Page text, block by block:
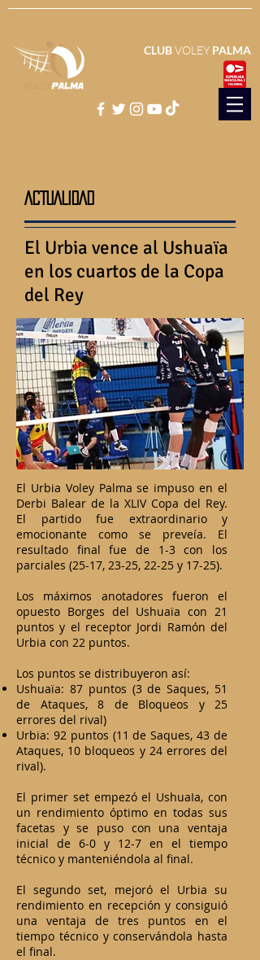
CLUBVOLEY PALMA
ACTUALIDAD
El Urbia vence al Ushuaïa
en los cuartos de la Copa
del Rey
El Urbia Voley Palma se impuso en el
Derbi Balear de la XLIV Copa del Rey.
El partido fue extraordinario y
emocionante como se preveía. El
resultado final fue de 1-3 con los
parciales (25-17, 23-25, 22-25 y 17-25).
Los máximos anotadores fueron el
opuesto Borges del Ushuaïa con 21
puntos y el receptor Jordi Ramón del
Urbia con 22 puntos.
Los puntos se distribuyeron así:
Ushuaïa: 87 puntos (3 de Saques, 51
de Ataques, 8 de Bloqueos y 25
errores del rival)
Urbia: 92 puntos (11 de Saques, 43 de
Ataques, 10 bloqueos y 24 errores del
rival).
El primer set empezó el UshuaIa, con
un rendimiento óptimo en todas sus
facetas y se puso con una ventaja
inicial de 6-0 y 12-7 en el tiempo
técnico y manteniéndola al final.
El segundo set, mejoró el Urbia su
rendimiento en recepción y consiguió
una ventaja de tres puntos en el
tiempo técnico y conservándola hasta
el final.